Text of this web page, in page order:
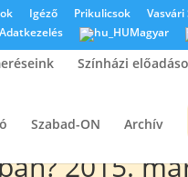
Igéző Prikulicsok Vasvári
Magyar
Színházi
Szabad-ON Archív
2015.